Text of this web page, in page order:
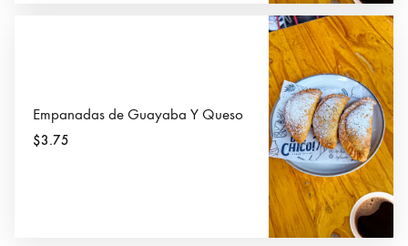
Empanadas de Guayaba Y Queso
$3.75